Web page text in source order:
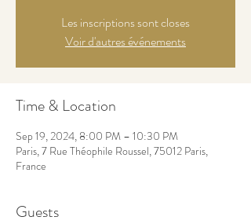
Les inscriptions sont closes
Voir d'autres événements
Time & Location
Sep 19, 2024, 8:00 PM – 10:30 PM
Paris, 7 Rue Théophile Roussel, 75012 Paris,
France
Guests